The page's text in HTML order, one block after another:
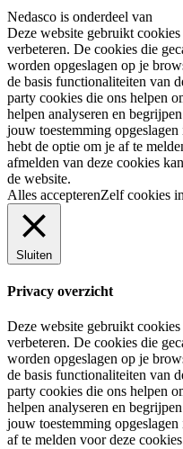
Nedasco is onderdeel van
Deze website gebruikt
verbeteren. De cookies die
worden opgeslagen op je
de basis functionaliteiten van
party cookies die ons helpen
helpen analyseren en
jouw toestemming
hebt de optie om je af te
afmelden van deze cookies
de website.
Alles accepterenZelf cookies
Sluiten
Privacy overzicht
Deze website gebruikt
verbeteren. De cookies die
worden opgeslagen op je
de basis functionaliteiten van
party cookies die ons helpen
helpen analyseren en
jouw toestemming
af te melden voor deze